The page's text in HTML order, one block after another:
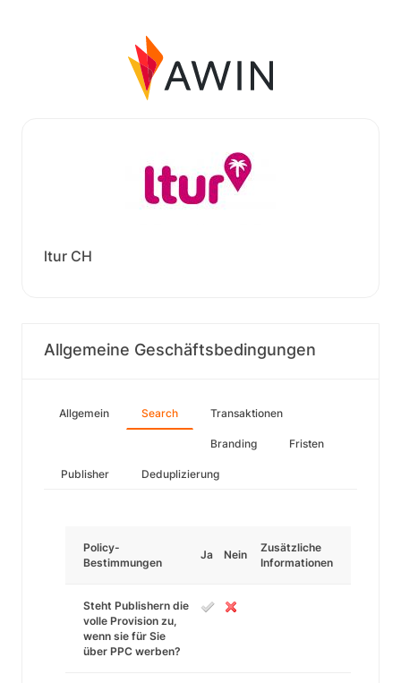
ltur CH
Allgemeine Geschäftsbedingungen
Allgemein Search Transaktionen
Branding Fristen
Publisher Deduplizierung
Policy-
Bestimmungen
Ja Nein
Zusätzliche
Informationen
Steht Publishern die
volle Provision zu,
wenn sie für Sie
über PPC werben?